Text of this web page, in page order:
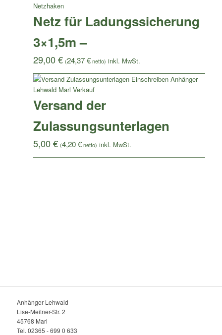
Netz für Ladungssicherung
3×1,5m –
29,00€ (24,37€netto)
Versand der
Zulassungsunterlagen
5,00€ (4,20€netto)
Anhänger Lehwald
Lise-Meitner-Str. 2
45768 Marl
Tel. 02365 - 699 0 633